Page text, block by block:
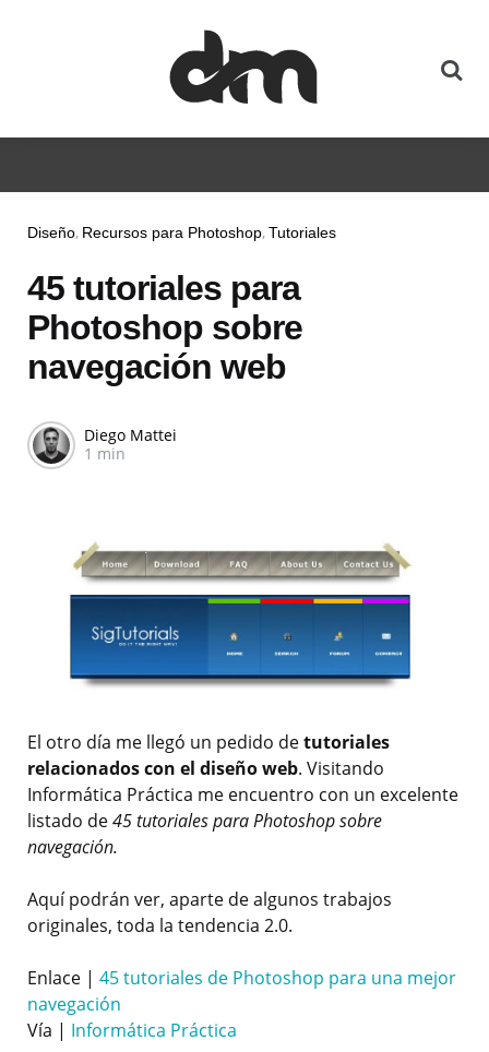
Diseño Recursos para Photoshop Tutoriales
45 tutoriales para
Photoshop sobre
navegación web
Diego Mattei
1 min
El otro día me llegó un pedido detutoriales
relacionados con el diseño web. Visitando
Informática Práctica me encuentro con un excelente
listado de45 tutoriales para Photoshop sobre
navegación.
Aquí podrán ver, aparte de algunos trabajos
originales, toda la tendencia 2.0.
Enlace | 45 tutoriales de Photoshop para una mejor
navegación
Vía | Informática Práctica